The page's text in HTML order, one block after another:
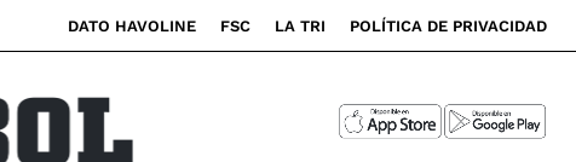
DATO HAVOLINE FSC LA TRI POLÍTICA DE PRIVACIDAD